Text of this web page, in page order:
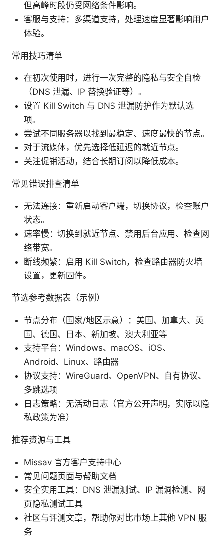
但高峰时段仍受网络条件影响。
客服与支持：多渠道支持，处理速度显著影响用户
体验。
常用技巧清单
在初次使用时，进行一次完整的隐私与安全自检
（DNS 泄漏、IP 替换验证等）。
设置 Kill Switch 与 DNS 泄漏防护作为默认选
项。
尝试不同服务器以找到最稳定、速度最快的节点。
对于流媒体，优先选择低延迟的就近节点。
关注促销活动，结合长期订阅以降低成本。
常见错误排查清单
无法连接：重新启动客户端，切换协议，检查账户
状态。
速率慢：切换到就近节点、禁用后台应用、检查网
络带宽。
断线频繁：启用 Kill Switch，检查路由器防火墙
设置，更新固件。
节选参考数据表（示例）
节点分布（国家/地区示意）：美国、加拿大、英
国、德国、日本、新加坡、澳大利亚等
支持平台：Windows、macOS、iOS、
Android、Linux、路由器
协议支持：WireGuard、OpenVPN、自有协议、
多跳选项
日志策略：无活动日志（官方公开声明，实际以隐
私政策为准）
推荐资源与工具
Missav 官方客户支持中心
常见问题页面与帮助文档
安全实用工具：DNS 泄漏测试、IP 漏洞检测、网
页隐私测试工具
社区与评测文章，帮助你对比市场上其他 VPN 服
务